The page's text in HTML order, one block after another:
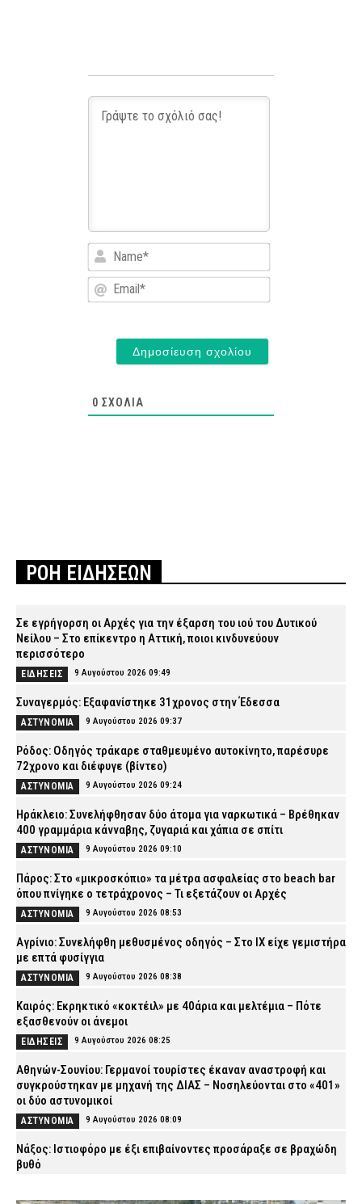
Name*
Email*
0 ΣΧΌΛΙΑ
ΡΟΗ ΕΙΔΗΣΕΩΝ
Σε εγρήγορση οι Αρχές για την έξαρση του ιού του Δυτικού
Νείλου – Στο επίκεντρο η Αττική, ποιοι κινδυνεύουν
περισσότερο
ΕΙΔΗΣΕΙΣ 9 Αυγούστου 2026 09:49
Συναγερμός: Εξαφανίστηκε 31χρονος στην Έδεσσα
ΑΣΤΥΝΟΜΙΑ 9 Αυγούστου 2026 09:37
Ρόδος: Οδηγός τράκαρε σταθμευμένο αυτοκίνητο, παρέσυρε
72χρονο και διέφυγε (βίντεο)
ΑΣΤΥΝΟΜΙΑ 9 Αυγούστου 2026 09:24
Ηράκλειο: Συνελήφθησαν δύο άτομα για ναρκωτικά – Βρέθηκαν
400 γραμμάρια κάνναβης, ζυγαριά και χάπια σε σπίτι
ΑΣΤΥΝΟΜΙΑ 9 Αυγούστου 2026 09:10
Πάρος: Στο «μικροσκόπιο» τα μέτρα ασφαλείας στο beach bar
όπου πνίγηκε ο τετράχρονος – Τι εξετάζουν οι Αρχές
ΑΣΤΥΝΟΜΙΑ 9 Αυγούστου 2026 08:53
Αγρίνιο: Συνελήφθη μεθυσμένος οδηγός – Στο ΙΧ είχε γεμιστήρα
με επτά φυσίγγια
ΑΣΤΥΝΟΜΙΑ 9 Αυγούστου 2026 08:38
Καιρός: Eκρηκτικό «κοκτέιλ» με 40άρια και μελτέμια – Πότε
εξασθενούν οι άνεμοι
ΕΙΔΗΣΕΙΣ 9 Αυγούστου 2026 08:25
Αθηνών-Σουνίου: Γερμανοί τουρίστες έκαναν αναστροφή και
συγκρούστηκαν με μηχανή της ΔΙΑΣ – Νοσηλεύονται στο «401»
οι δύο αστυνομικοί
ΑΣΤΥΝΟΜΙΑ 9 Αυγούστου 2026 08:09
Νάξος: Ιστιοφόρο με έξι επιβαίνοντες προσάραξε σε βραχώδη
βυθό